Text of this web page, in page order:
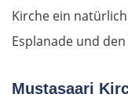
Kirche ein
Esplanade und
Mustasaari
Padua